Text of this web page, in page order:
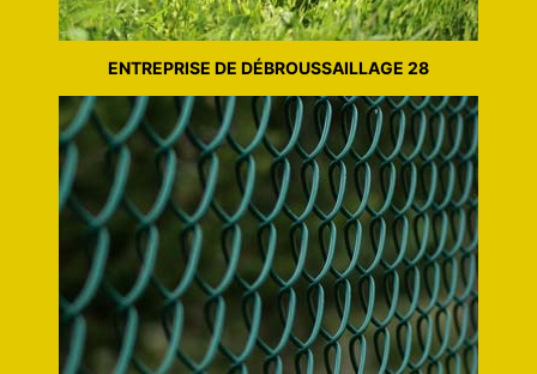
ENTREPRISE DE DÉBROUSSAILLAGE 28